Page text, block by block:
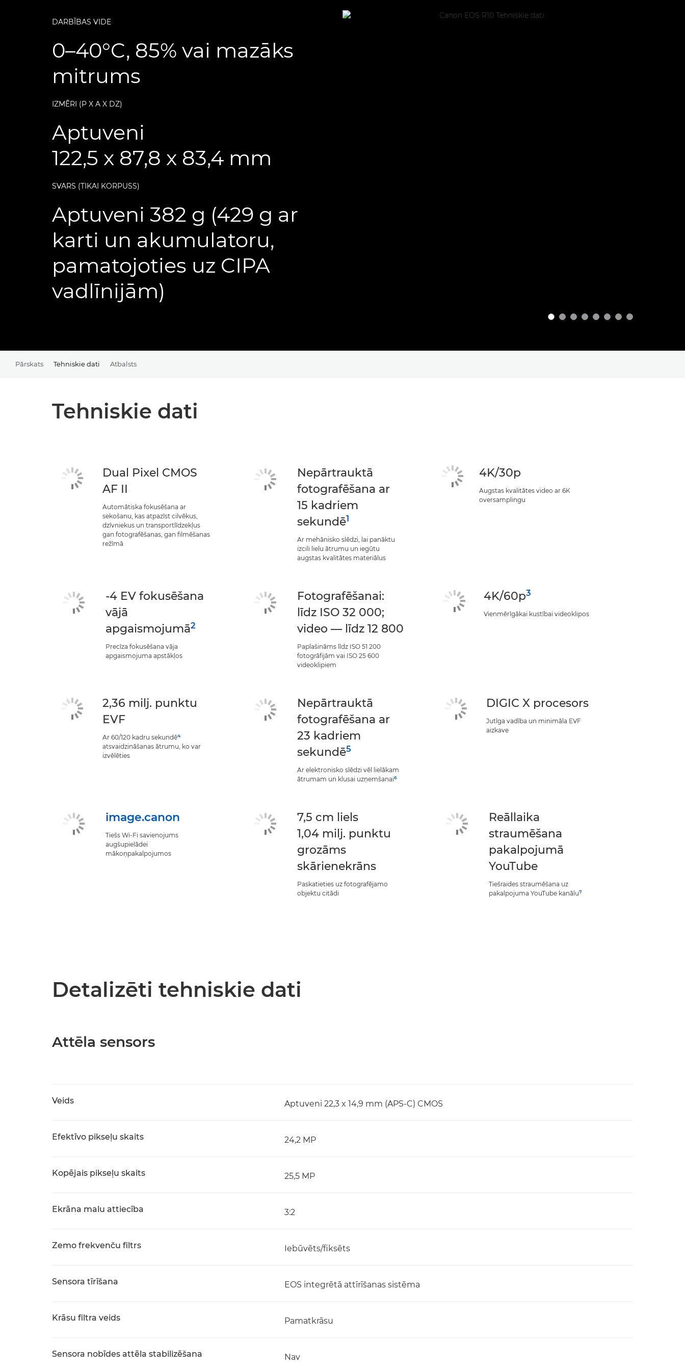
DARBĪBAS VIDE
0–40°C, 85% vai mazāks
mitrums
IZMĒRI (P X A X DZ)
Aptuveni
122,5 x 87,8 x 83,4 mm
SVARS (TIKAI KORPUSS)
Aptuveni 382 g (429 g ar
karti un akumulatoru,
pamatojoties uz CIPA
vadlīnijām)
Pārskats Tehniskie dati Atbalsts
Tehniskie dati
Dual Pixel CMOS
AF II
Automātiska fokusēšana ar
sekošanu, kas atpazīst cilvēkus,
dzīvniekus un transportlīdzekļus
gan fotografēšanas, gan filmēšanas
režīmā
Nepārtrauktā
fotografēšana ar
15 kadriem
sekundē1
Ar mehānisko slēdzi, lai panāktu
izcili lielu ātrumu un iegūtu
augstas kvalitātes materiālus
4K/30p
Augstas kvalitātes video ar 6K
oversamplingu
-4 EV fokusēšana
vājā
apgaismojumā2
Precīza fokusēšana vāja
apgaismojuma apstākļos
Fotografēšanai:
līdz ISO 32 000;
video — līdz 12 800
Paplašināms līdz ISO 51 200
fotogrāfijām vai ISO 25 600
videoklipiem
4K/60p3
Vienmērīgākai kustībai videoklipos
2,36 milj. punktu
EVF
Ar 60/120 kadru sekundē4
atsvaidzināšanas ātrumu, ko var
izvēlēties
Nepārtrauktā
fotografēšana ar
23 kadriem
sekundē5
Ar elektronisko slēdzi vēl lielākam
ātrumam un klusai uzņemšanai6
DIGIC X procesors
Jutīga vadība un minimāla EVF
aizkave
image.canon
Tiešs Wi-Fi savienojums
augšupielādei
mākoņpakalpojumos
7,5 cm liels
1,04 milj. punktu
grozāms
skārienekrāns
Paskatieties uz fotografējamo
objektu citādi
Reāllaika
straumēšana
pakalpojumā
YouTube
Tiešraides straumēšana uz
pakalpojuma YouTube kanālu7
Detalizēti tehniskie dati
Attēla sensors
Veids Aptuveni 22,3 x 14,9 mm (APS-C) CMOS
Efektīvo pikseļu skaits 24,2 MP
Kopējais pikseļu skaits 25,5 MP
Ekrāna malu attiecība 3:2
Zemo frekvenču filtrs Iebūvēts/fiksēts
Sensora tīrīšana EOS integrētā attīrīšanas sistēma
Krāsu filtra veids Pamatkrāsu
Sensora nobīdes attēla stabilizēšana Nav